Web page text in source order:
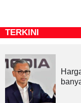
TERKINI